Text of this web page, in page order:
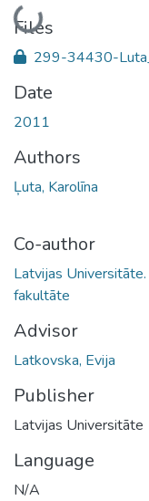
Loading...
Files
299-34430-
Date
2011
Authors
Ļuta, Karolīna
Co-author
Latvijas
fakultāte
Advisor
Latkovska, Evija
Publisher
Latvijas Universitāte
Language
N/A